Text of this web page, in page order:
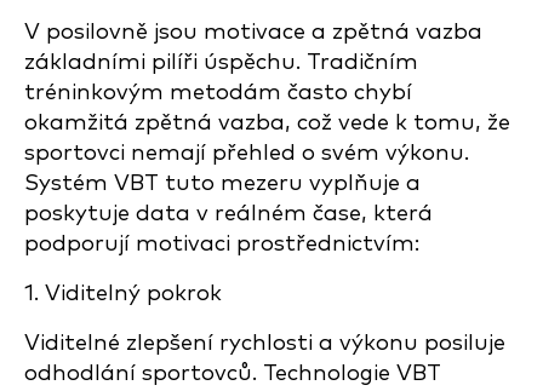
V posilovně jsou motivace a zpětná vazba
základními pilíři úspěchu. Tradičním
tréninkovým metodám často chybí
okamžitá zpětná vazba, což vede k tomu, že
sportovci nemají přehled o svém výkonu.
Systém VBT tuto mezeru vyplňuje a
poskytuje data v reálném čase, která
podporují motivaci prostřednictvím:
1. Viditelný pokrok
Viditelné zlepšení rychlosti a výkonu posiluje
odhodlání sportovců. Technologie VBT